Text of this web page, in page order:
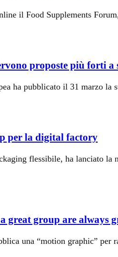
il Food Supplements
proposte più forti a
ha pubblicato il 31 marzo
per la digital factory
flessibile, ha lanciato
great group are always
una “motion graphic” per